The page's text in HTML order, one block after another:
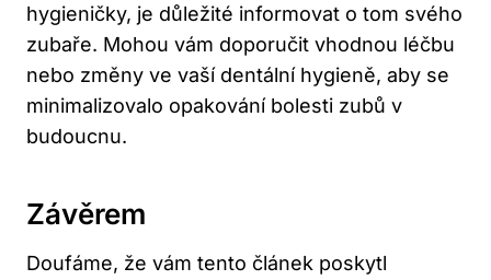
hygieničky, je důležité informovat o tom svého
zubaře. Mohou vám doporučit ⁤vhodnou⁤ léčbu‌
nebo změny ve vaší dentální hygieně, ⁤aby‌ se
minimalizovalo opakování ⁢bolesti zubů v
⁢budoucnu.
Závěrem
Doufáme,⁢ že vám tento ⁤článek poskytl